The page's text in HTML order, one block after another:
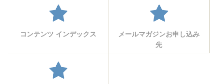
コンテンツ インデックス
メールマガジンお申し込み
先